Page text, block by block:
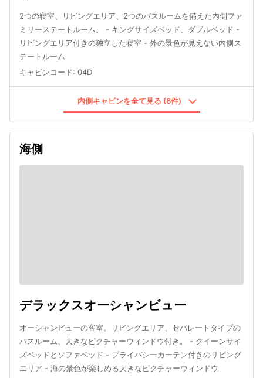
2つの寝室、リビングエリア、2つのバスルームを備えた内側ファ
ミリーステートルーム。 - キングサイズベッド、ダブルベッド -
リビングエリア付きの独立した寝室 - 外の景色が見えない内側ス
テートルーム
キャビンコード: 04D
内側キャビンを全て見る (6件)
海側
デラックスオーシャンビュー
オーシャンビューの客室。リビングエリア、セパレートタイプの
バスルーム、大きなピクチャーウィンドウ付き。 - クイーンサイ
ズベッドとソファベッド - プライバシーカーテン付きのリビング
エリア - 海の景色が楽しめる大きなピクチャーウィンドウ